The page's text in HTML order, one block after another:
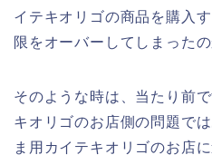
イテキオリゴの商品を購入
限をオーバーしてしまった
そのような時は、当たり前
キオリゴのお店側の問題で
ま用カイテキオリゴのお店